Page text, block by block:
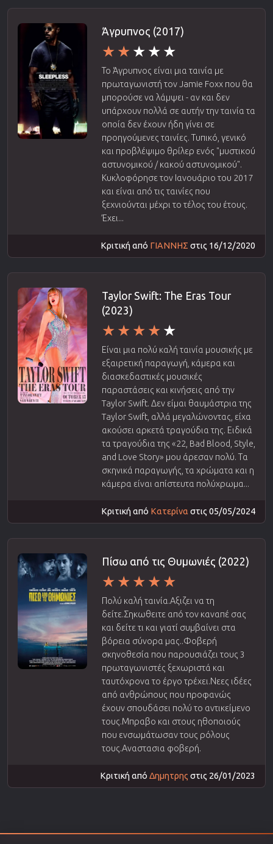
Άγρυπνος (2017)
Το Άγρυπνος είναι μια ταινία με
πρωταγωνιστή τον Jamie Foxx που θα
μπορούσε να λάμψει - αν και δεν
υπάρχουν πολλά σε αυτήν την ταινία τα
οποία δεν έχουν ήδη γίνει σε
προηγούμενες ταινίες. Τυπικό, γενικό
και προβλέψιμο θρίλερ ενός "μυστικού
αστυνομικού / κακού αστυνομικού".
Κυκλοφόρησε τον Ιανουάριο του 2017
και είναι από τις ταινίες που
ξεχνιούνται μέχρι το τέλος του έτους.
Έχει...
Κριτική από ΓΙΑΝΝΗΣ στις 16/12/2020
Taylor Swift: The Eras Tour
(2023)
Είναι μια πολύ καλή ταινία μουσικής με
εξαιρετική παραγωγή, κάμερα και
διασκεδαστικές μουσικές
παραστάσεις και κινήσεις από την
Taylor Swift. Δεν είμαι θαυμάστρια της
Taylor Swift, αλλά μεγαλώνοντας, είχα
ακούσει αρκετά τραγούδια της. Ειδικά
τα τραγούδια της «22, Bad Blood, Style,
and Love Story» μου άρεσαν πολύ. Τα
σκηνικά παραγωγής, τα χρώματα και η
κάμερα είναι απίστευτα πολύχρωμα...
Κριτική από Κατερίναστις 05/05/2024
Πίσω από τις Θυμωνιές (2022)
Πολύ καλή ταινία.Αξιζει να τη
δείτε.Σηκωθειτε από τον καναπέ σας
και δείτε τι και γιατί συμβαίνει στα
βόρεια σύνορα μας..Φοβερή
σκηνοθεσία που παρουσιάζει τους 3
πρωταγωνιστές ξεχωριστά και
ταυτόχρονα το έργο τρέχει.Νεες ιδέες
από ανθρώπους που προφανώς
έχουν σπουδάσει πολύ το αντικείμενο
τους.Μπραβο και στους ηθοποιούς
που ενσωμάτωσαν τους ρόλους
τους.Αναστασια φοβερή.
Κριτική από Δημητρης στις 26/01/2023